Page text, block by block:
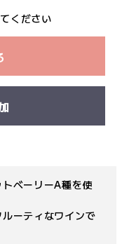
ください
ベーリーA種を使
ーティなワインで